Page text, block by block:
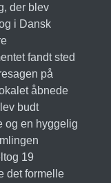
der blev
i Dansk
fandt sted
på
åbnede
budt
og en hyggelig
19
det formelle